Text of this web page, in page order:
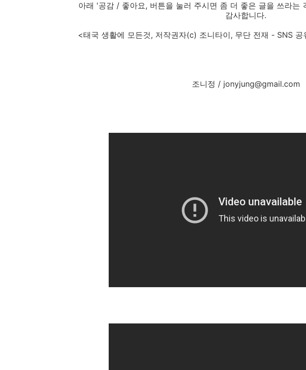
아래 '공감 / 좋아요, 버튼을 눌러 주시면 좀 더 좋은 글을 쓰라는
감사합니다.
<태국 생활에 모든것, 저작권자(c) 조니타이, 무단 전재 - SNS
조니정 / jonyjung@gmail.com